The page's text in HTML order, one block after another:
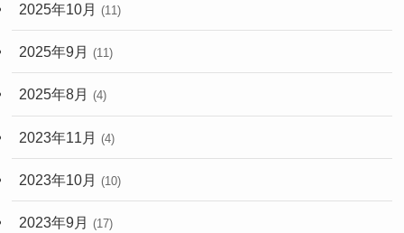
2025年10月 (11)
2025年9月 (11)
2025年8月 (4)
2023年11月 (4)
2023年10月 (10)
2023年9月 (17)